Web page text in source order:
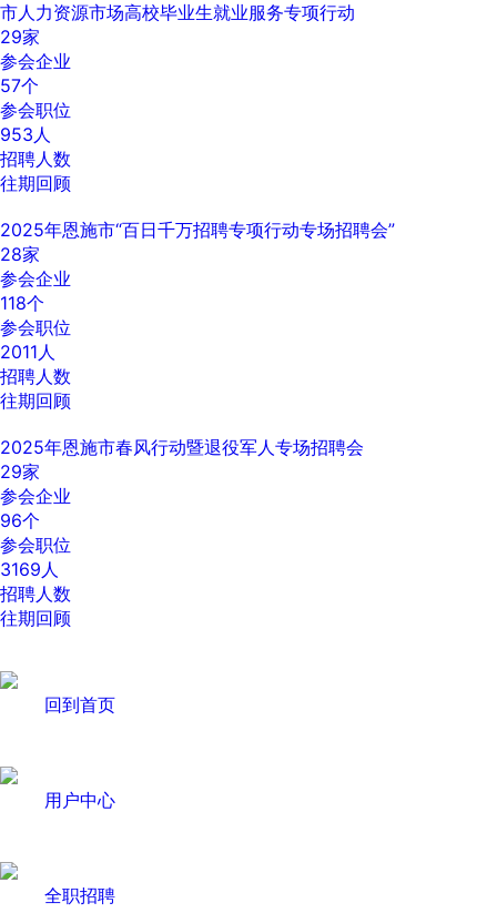
市人力资源市场高校毕业生就业服务专项行动
29家
参会企业
57个
参会职位
953人
招聘人数
往期回顾
2025年恩施市“百日千万招聘专项行动专场招聘会”
28家
参会企业
118个
参会职位
2011人
招聘人数
往期回顾
2025年恩施市春风行动暨退役军人专场招聘会
29家
参会企业
96个
参会职位
3169人
招聘人数
往期回顾
回到首页
用户中心
全职招聘